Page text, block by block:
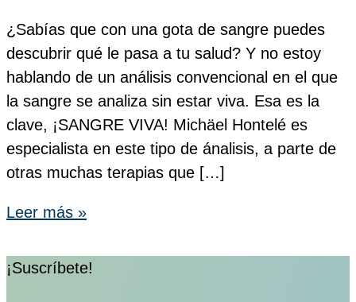
¿Sabías que con una gota de sangre puedes
descubrir qué le pasa a tu salud? Y no estoy
hablando de un análisis convencional en el que
la sangre se analiza sin estar viva. Esa es la
clave, ¡SANGRE VIVA! Michäel Hontelé es
especialista en este tipo de ánalisis, a parte de
otras muchas terapias que […]
Leer más »
¡Suscríbete!